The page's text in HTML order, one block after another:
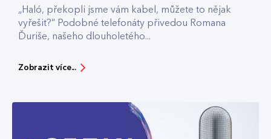
„Haló, překopli jsme vám kabel, můžete to nějak
vyřešit?“ Podobné telefonáty přivedou Romana
Ďuriše, našeho dlouholetého...
Zobrazit více...